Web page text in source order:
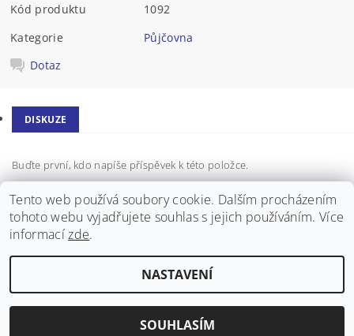
Kód produktu
1092
Kategorie
Půjčovna
Dotaz
DISKUZE
Buďte první, kdo napíše příspěvek k této položce.
Přidat komentář
2026 ©Donkeybaby.cz, všechna práva vyhrazenaUpravit nastavení cookies
Vytvořil Shoptet
Tento web používá soubory cookie. Dalším procházením
tohoto webu vyjadřujete souhlas s jejich používáním. Více
informacízde.
NASTAVENÍ
SOUHLASÍM